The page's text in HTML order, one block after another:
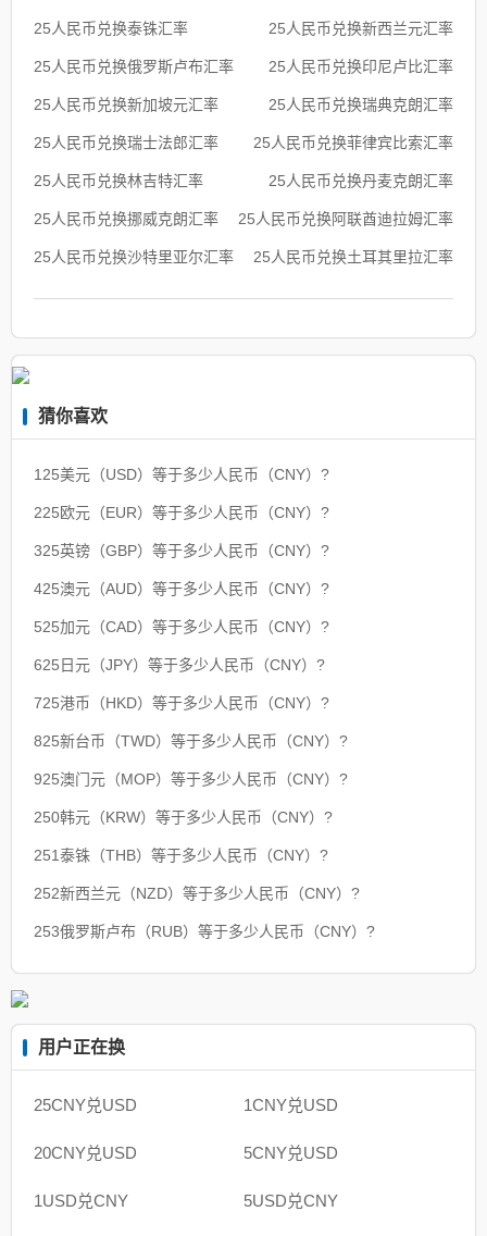
25人民币兑换泰铢汇率 25人民币兑换新西兰元汇率
25人民币兑换俄罗斯卢布汇率 25人民币兑换印尼卢比汇率
25人民币兑换新加坡元汇率 25人民币兑换瑞典克朗汇率
25人民币兑换瑞士法郎汇率 25人民币兑换菲律宾比索汇率
25人民币兑换林吉特汇率 25人民币兑换丹麦克朗汇率
25人民币兑换挪威克朗汇率 25人民币兑换阿联酋迪拉姆汇率
25人民币兑换沙特里亚尔汇率 25人民币兑换土耳其里拉汇率
猜你喜欢
125美元（USD）等于多少人民币（CNY）?
225欧元（EUR）等于多少人民币（CNY）?
325英镑（GBP）等于多少人民币（CNY）?
425澳元（AUD）等于多少人民币（CNY）?
525加元（CAD）等于多少人民币（CNY）?
625日元（JPY）等于多少人民币（CNY）?
725港币（HKD）等于多少人民币（CNY）?
825新台币（TWD）等于多少人民币（CNY）?
925澳门元（MOP）等于多少人民币（CNY）?
250韩元（KRW）等于多少人民币（CNY）?
251泰铢（THB）等于多少人民币（CNY）?
252新西兰元（NZD）等于多少人民币（CNY）?
253俄罗斯卢布（RUB）等于多少人民币（CNY）?
用户正在换
25CNY兑USD 1CNY兑USD
20CNY兑USD 5CNY兑USD
1USD兑CNY 5USD兑CNY